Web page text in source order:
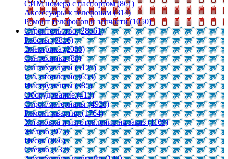
СИМ номера с паспортом (861)
Аксессуары к телефонам (314)
Ремонт телефонов и запчасти (1050)
Строительство (28561)
Работы (8816)
Электрика (2083)
Сантехника (88)
Сантехуслуги (5127)
Газ, отопление (653)
Инструменты (385)
Оборудование (413)
Строй/материалы (4928)
Ремонт квартир (1764)
Установка и изготовление на заказ (1169)
Железо (975)
Песок (866)
Стекло (132)